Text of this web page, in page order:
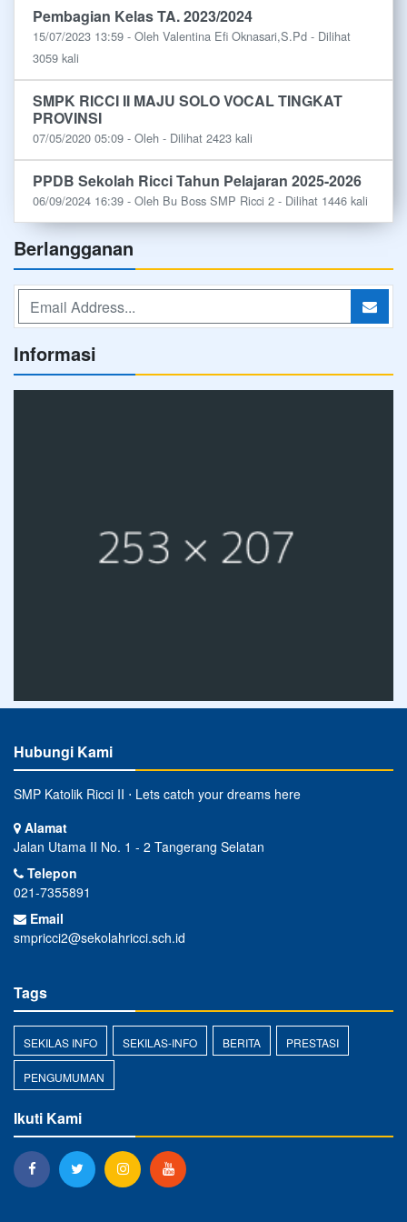
Pembagian Kelas TA. 2023/2024
15/07/2023 13:59 - Oleh Valentina Efi Oknasari,S.Pd - Dilihat
3059 kali
SMPK RICCI II MAJU SOLO VOCAL TINGKAT
PROVINSI
07/05/2020 05:09 - Oleh - Dilihat 2423 kali
PPDB Sekolah Ricci Tahun Pelajaran 2025-2026
06/09/2024 16:39 - Oleh Bu Boss SMP Ricci 2 - Dilihat 1446 kali
Berlangganan
Informasi
Hubungi Kami
SMP Katolik Ricci II ⋅ Lets catch your dreams here
Alamat
Jalan Utama II No. 1 - 2 Tangerang Selatan
Telepon
021-7355891
Email
smpricci2@sekolahricci.sch.id
Tags
SEKILAS INFO SEKILAS-INFO BERITA PRESTASI
PENGUMUMAN
Ikuti Kami